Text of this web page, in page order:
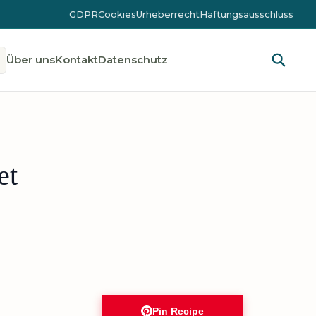
GDPRCookiesUrheberrechtHaftungsausschluss
Über unsKontaktDatenschutz
Pin Recipe